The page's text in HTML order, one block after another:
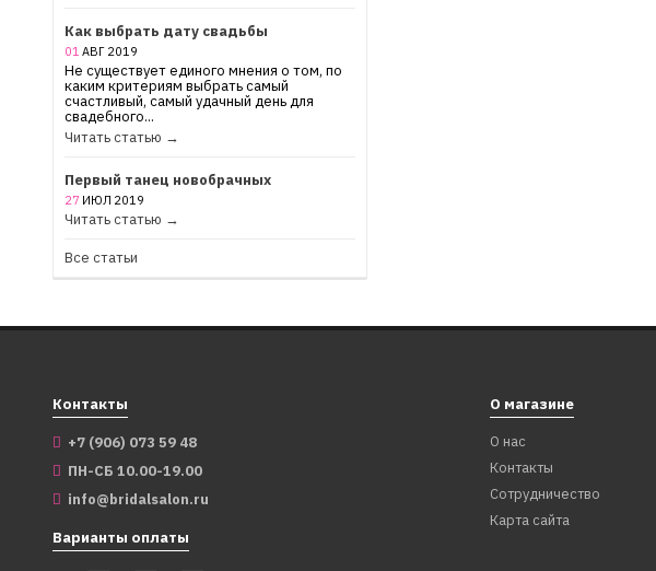
Как выбрать дату свадьбы
01 АВГ 2019
Не существует единого мнения о том, по
каким критериям выбрать самый
счастливый, самый удачный день для
свадебного...
Читать статью →
Первый танец новобрачных
27 ИЮЛ 2019
Читать статью →
Все статьи
Контакты
+7 (906) 073 59 48
ПН-СБ 10.00-19.00
info@bridalsalon.ru
Варианты оплаты
О магазине
О нас
Контакты
Сотрудничество
Карта сайта